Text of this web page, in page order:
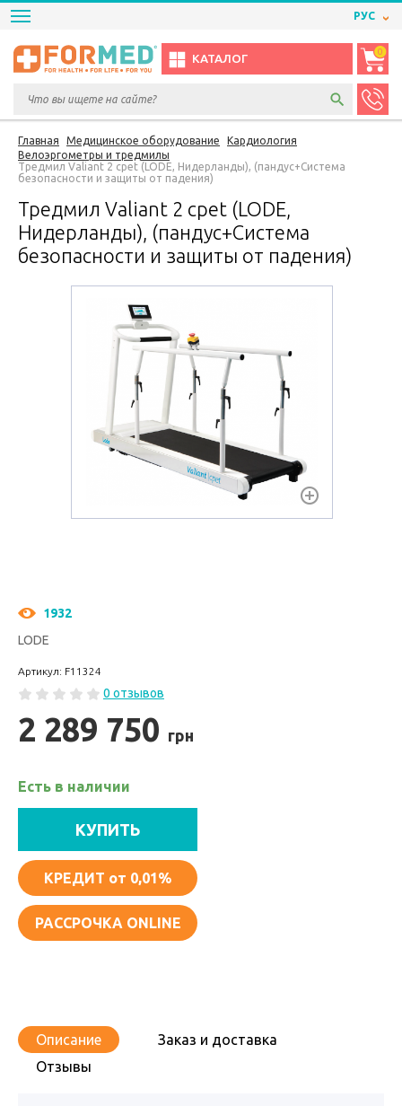
РУС
КАТАЛОГ
0
Главная Медицинское оборудование
Кардиология
Велоэргометры и тредмилы
Тредмил Valiant 2 cpet (LODE, Нидерланды), (пандус+Система
безопасности и защиты от падения)
Тредмил Valiant 2 cpet (LODE,
Нидерланды), (пандус+Система
безопасности и защиты от падения)
1932
LODE
Артикул: F11324
0 отзывов
2 289 750 грн
Есть в наличии
КУПИТЬ
КРЕДИТ от 0,01%
РАССРОЧКА ONLINE
Описание
Заказ и доставка
Отзывы